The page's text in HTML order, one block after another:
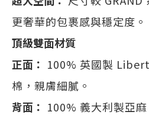
更奢華的包裹感與穩定度。
頂級雙面材質
正面： 100% 英國製
棉，親膚細膩。
背面： 100% 義大利製亞